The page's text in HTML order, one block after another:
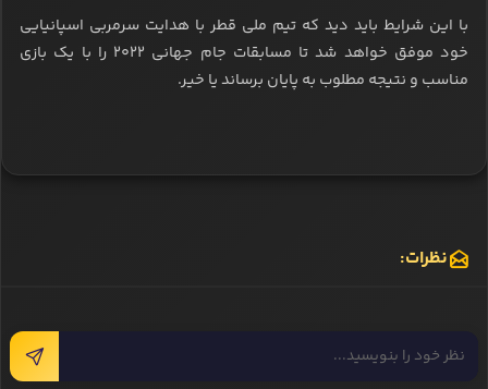
با این شرایط باید دید که تیم ملی قطر با هدایت سرمربی اسپانیایی
خود موفق خواهد شد تا مسابقات جام جهانی ۲۰۲۲ را با یک بازی
مناسب و نتیجه مطلوب به پایان برساند یا خیر.
نظرات: